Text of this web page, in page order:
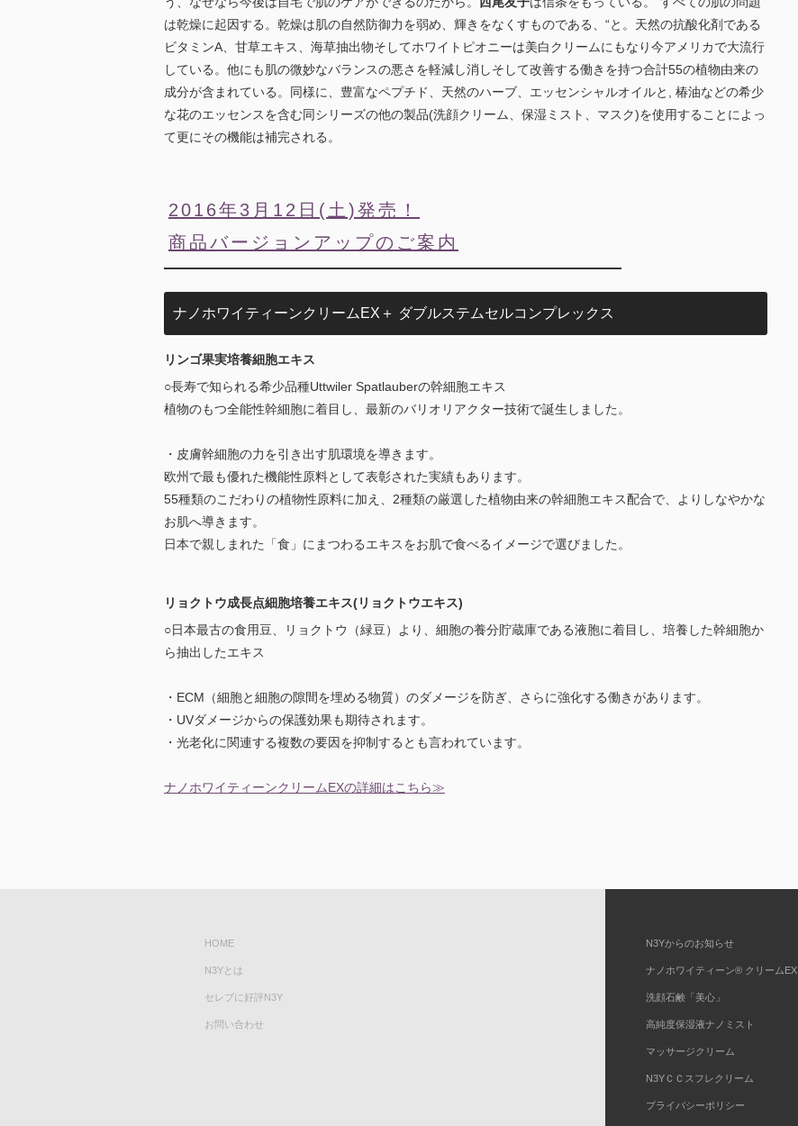
は乾燥に起因する。乾燥は肌の自然防御力を弱め、輝きをなくすものである、“と。天然の抗酸化剤である
ビタミンA、甘草エキス、海草抽出物そしてホワイトピオニーは美白クリームにもなり今アメリカで大流行
している。他にも肌の微妙なバランスの悪さを軽減し消しそして改善する働きを持つ合計55の植物由来の
成分が含まれている。同様に、豊富なペプチド、天然のハーブ、エッセンシャルオイルと, 椿油などの希少
な花のエッセンスを含む同シリーズの他の製品(洗顔クリーム、保湿ミスト、マスク)を使用することによっ
て更にその機能は補完される。
2016年3月12日(土)発売！
商品バージョンアップのご案内
ナノホワイティーンクリームEX＋ ダブルステムセルコンプレックス
リンゴ果実培養細胞エキス
○長寿で知られる希少品種Uttwiler Spatlauberの幹細胞エキス
植物のもつ全能性幹細胞に着目し、最新のバリオリアクター技術で誕生しました。
・皮膚幹細胞の力を引き出す肌環境を導きます。
欧州で最も優れた機能性原料として表彰された実績もあります。
55種類のこだわりの植物性原料に加え、2種類の厳選した植物由来の幹細胞エキス配合で、よりしなやかな
お肌へ導きます。
日本で親しまれた「食」にまつわるエキスをお肌で食べるイメージで選びました。
リョクトウ成長点細胞培養エキス(リョクトウエキス)
○日本最古の食用豆、リョクトウ（緑豆）より、細胞の養分貯蔵庫である液胞に着目し、培養した幹細胞か
ら抽出したエキス
・ECM（細胞と細胞の隙間を埋める物質）のダメージを防ぎ、さらに強化する働きがあります。
・UVダメージからの保護効果も期待されます。
・光老化に関連する複数の要因を抑制するとも言われています。
ナノホワイティーンクリームEXの詳細はこちら≫
HOME
N3Yとは
セレブに好評N3Y
お問い合わせ
N3Yからのお知らせ
ナノホワイティーン® クリームEX
洗顔石鹸「美心」
高純度保湿液ナノミスト
マッサージクリーム
N3YＣＣスフレクリーム
プライバシーポリシー